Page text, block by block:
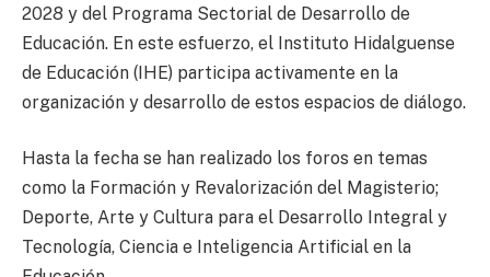
2028 y del Programa Sectorial de Desarrollo de
Educación. En este esfuerzo, el Instituto Hidalguense
de Educación (IHE) participa activamente en la
organización y desarrollo de estos espacios de diálogo.
Hasta la fecha se han realizado los foros en temas
como la Formación y Revalorización del Magisterio;
Deporte, Arte y Cultura para el Desarrollo Integral y
Tecnología, Ciencia e Inteligencia Artificial en la